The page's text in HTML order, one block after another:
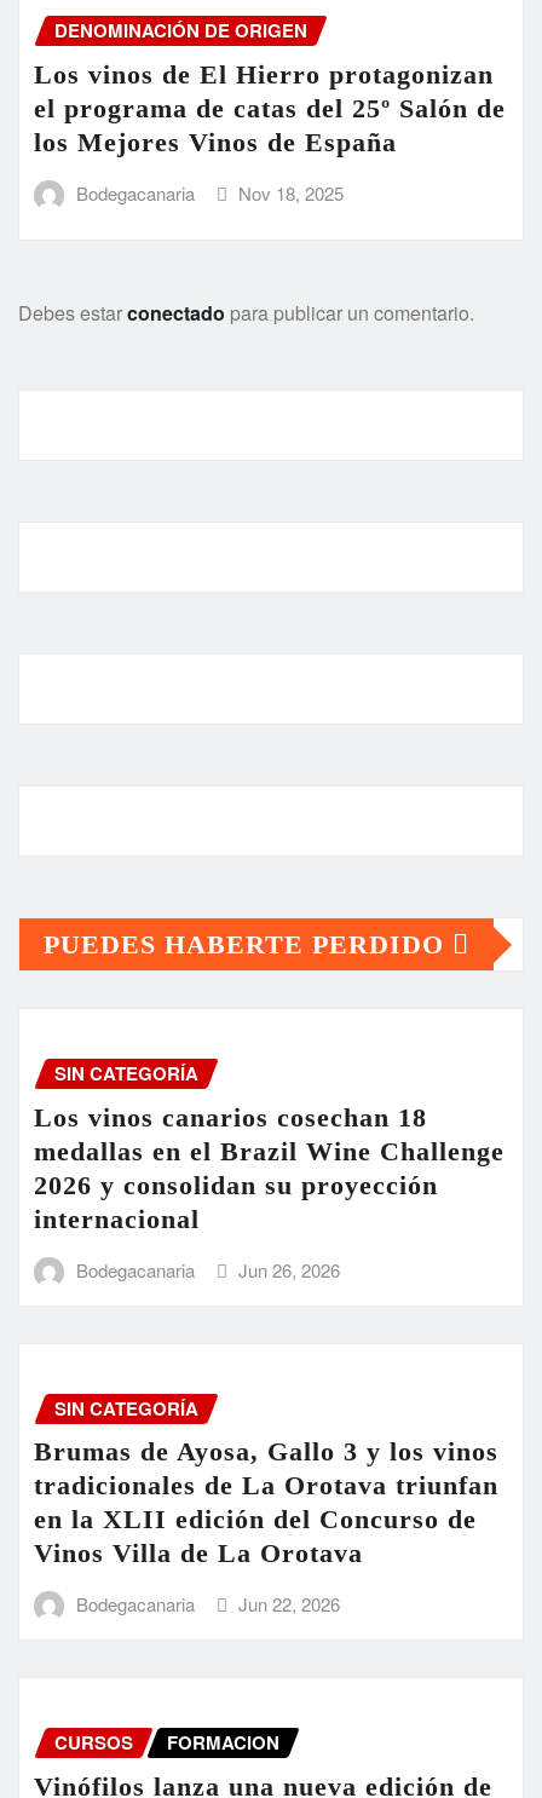
DENOMINACIÓN DE ORIGEN
Los vinos de El Hierro protagonizan
el programa de catas del 25º Salón de
los Mejores Vinos de España
Bodegacanaria Nov 18, 2025
Debes estarconectado para publicar un comentario.
PUEDES HABERTE PERDIDO
SIN CATEGORÍA
Los vinos canarios cosechan 18
medallas en el Brazil Wine Challenge
2026 y consolidan su proyección
internacional
Bodegacanaria Jun 26, 2026
SIN CATEGORÍA
Brumas de Ayosa, Gallo 3 y los vinos
tradicionales de La Orotava triunfan
en la XLII edición del Concurso de
Vinos Villa de La Orotava
Bodegacanaria Jun 22, 2026
CURSOS FORMACION
Vinófilos lanza una nueva edición de